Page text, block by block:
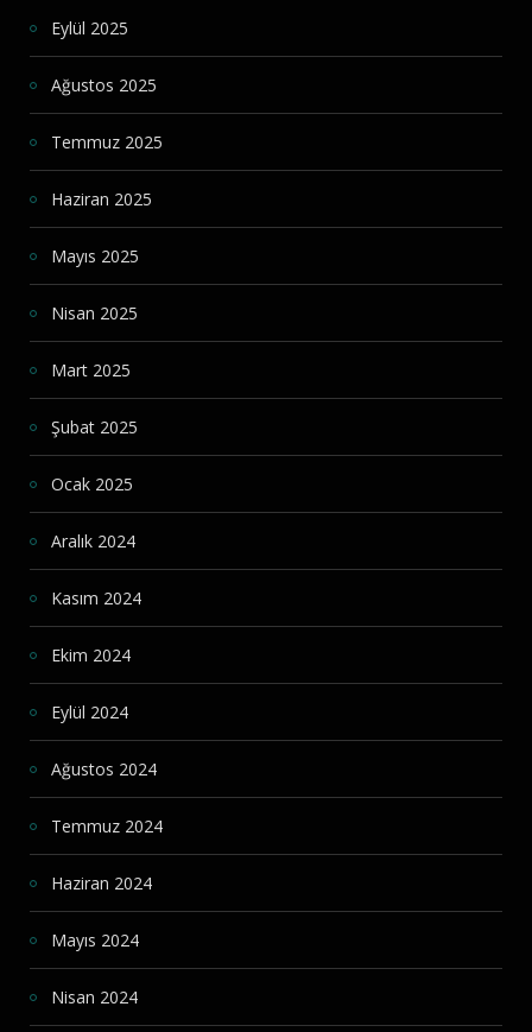
Eylül 2025
Ağustos 2025
Temmuz 2025
Haziran 2025
Mayıs 2025
Nisan 2025
Mart 2025
Şubat 2025
Ocak 2025
Aralık 2024
Kasım 2024
Ekim 2024
Eylül 2024
Ağustos 2024
Temmuz 2024
Haziran 2024
Mayıs 2024
Nisan 2024